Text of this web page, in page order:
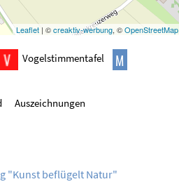
Leaflet | ©creaktiv-werbung, ©OpenStreetMap
Vogelstimmentafel
Auszeichnungen
"Kunst beflügelt Natur"